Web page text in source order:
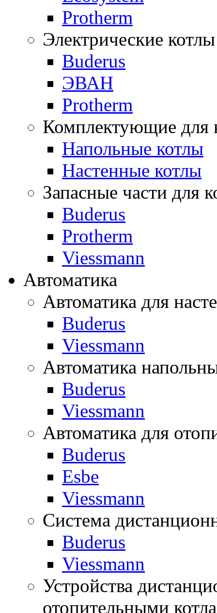
Protherm
Электрические котлы
Buderus
ЭВАН
Protherm
Комплектующие для
Напольные котлы
Настенные котлы
Запасные части для
Buderus
Protherm
Viessmann
Автоматика
Автоматика для
Buderus
Viessmann
Автоматика
Buderus
Viessmann
Автоматика для
Buderus
Esbe
Viessmann
Система
Buderus
Viessmann
Устройства
отопительными